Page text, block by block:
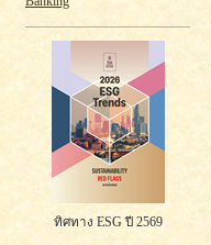
ทิศทาง ESG ปี 2569